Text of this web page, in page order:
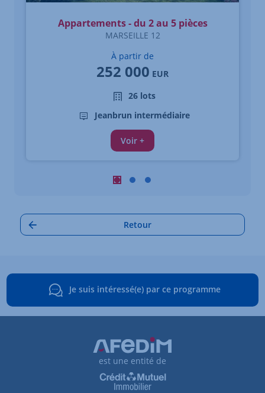
Carrousel : Autres annonces à
Carrousel : Autres annonces à
Carrousel : Autres
Appartements - du 2 au 5 pièces
MARSEILLE 12
À partir de
252 000 EUR
26 lots
Jeanbrun intermédiaire
Voir +
Retour
Je suis intéressé(e) par ce programme
est une entité de